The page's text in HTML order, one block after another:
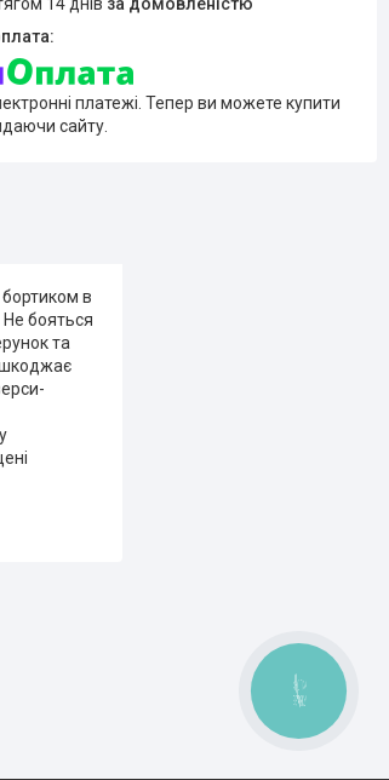
платежі. Тепер ви можете купити
сайту.
в
Не бояться
та
КНОПКА
ЗВ'ЯЗКУ